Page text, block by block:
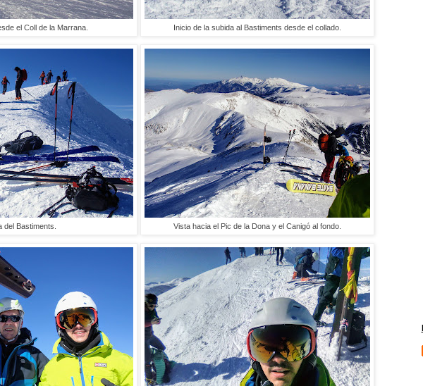
el Coll de la Marrana. Inicio de la subida al Bastiments desde el collado.
del Bastiments. Vista hacia el Pic de la Dona y el Canigó al fondo.